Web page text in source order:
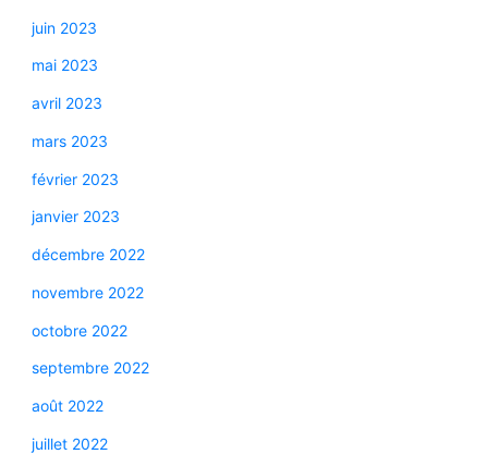
juin 2023
mai 2023
avril 2023
mars 2023
février 2023
janvier 2023
décembre 2022
novembre 2022
octobre 2022
septembre 2022
août 2022
juillet 2022